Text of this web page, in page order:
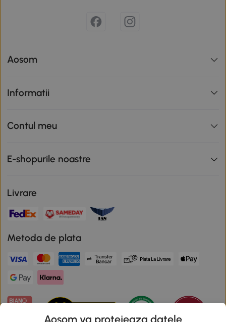
Aosom
Informatii
Contul meu
E-shopurile noastre
Livrare
Metoda de plata
Aosom va protejeaza datele